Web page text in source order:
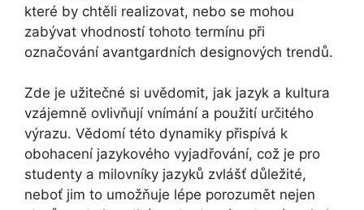
které by chtěli realizovat, nebo se mohou
zabývat vhodností tohoto termínu při
označování avantgardních designových trendů.
Zde je užitečné si uvědomit, jak jazyk a kultura
vzájemně ovlivňují vnímání a použití určitého
výrazu. Vědomí této dynamiky přispívá k
obohacení jazykového vyjadřování, což je pro
studenty a milovníky jazyků zvlášť důležité,
neboť jim to umožňuje lépe porozumět nejen